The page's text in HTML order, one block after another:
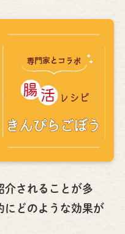
介されることが多
にどのような効果が